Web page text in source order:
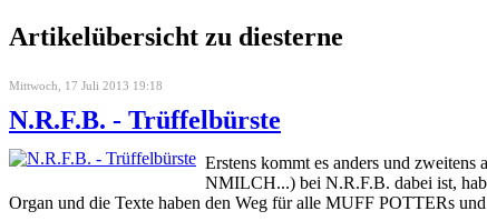
Artikelübersicht zu diesterne
Mittwoch, 17 Juli 2013 19:18
N.R.F.B. - Trüffelbürste
Erstens kommt es anders und
NMILCH...) bei N.R.F.B. dabei ist,
Organ und die Texte haben den Weg für alle MUFF POTTERs